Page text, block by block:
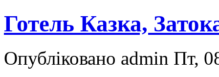
Готель Казка,
Опубліковано admin Пт,